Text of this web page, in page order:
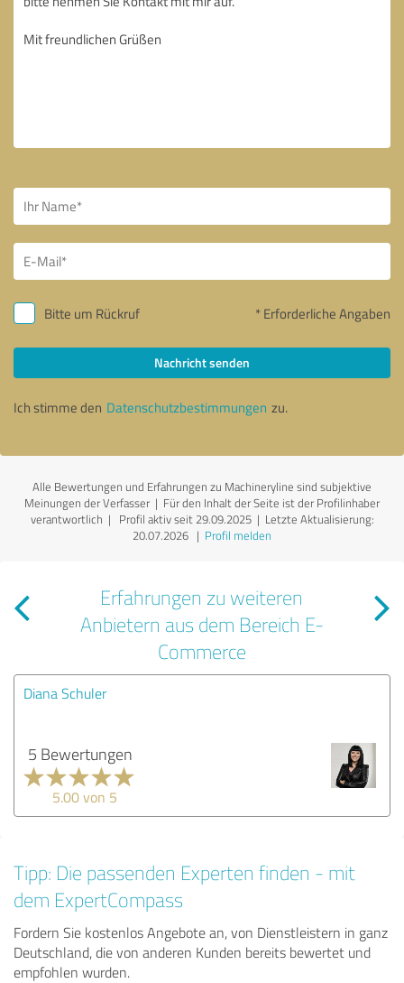
Bitte um Rückruf * Erforderliche Angaben
Nachricht senden
Ich stimme den Datenschutzbestimmungen zu.
Alle Bewertungen und Erfahrungen zu Machineryline sind subjektive
Meinungen der Verfasser | Für den Inhalt der Seite ist der Profilinhaber
verantwortlich | Profil aktiv seit 29.09.2025 | Letzte Aktualisierung:
20.07.2026 | Profil melden
Erfahrungen zu weiteren
Anbietern aus dem Bereich E-
Commerce
Diana Schuler
5 Bewertungen
5.00 von 5
Tipp: Die passenden Experten finden - mit
dem ExpertCompass
Fordern Sie kostenlos Angebote an, von Dienstleistern in ganz
Deutschland, die von anderen Kunden bereits bewertet und
empfohlen wurden.